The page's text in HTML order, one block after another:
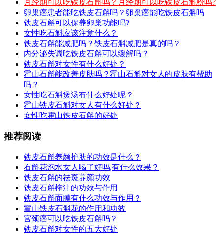
月经期可以吃铁皮石斛吗？月经期可以吃铁皮石斛粉吗?
卵巢癌患者能吃铁皮石斛吗？卵巢癌能吃铁皮石斛吗
铁皮石斛可以保养卵巢功能吗?
女性吃石斛应该注意什么？
铁皮石斛能减肥吗？铁皮石斛减肥是真的吗？
内分泌失调吃铁皮石斛可以缓解吗？
铁皮石斛对女性有什么好处？
霍山石斛能改善皮肤吗？霍山石斛对女人的皮肤有帮助
吗？
女性吃石斛煲汤有什么好处呢？
霍山铁皮石斛对女人有什么好处？
女性吃霍山铁皮石斛的好处
推荐阅读
铁皮石斛养颜护肤的功效是什么？
石斛花泡水女人喝了好吗,有什么效果？
铁皮石斛的祛斑养颜功效
铁皮石斛榨汁的功效与作用
铁皮石斛面膜有什么功效与作用？
霍山铁皮石斛花的作用和功效
宫颈癌可以吃铁皮石斛吗？
铁皮石斛对女性的五大好处